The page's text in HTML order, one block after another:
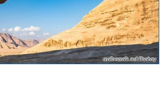
mailanmaik auf Pixabay